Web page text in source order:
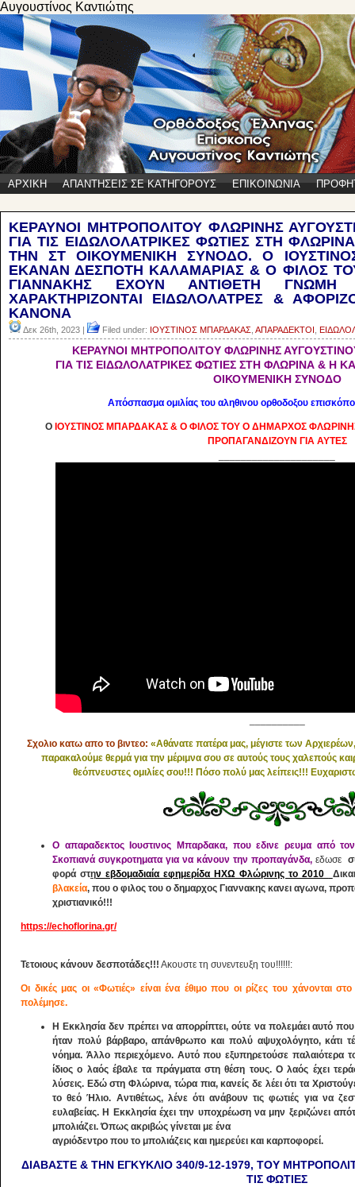
Αυγουστίνος Καντιώτης
ΑΡΧΙΚΗ ΑΠΑΝΤΗΣΕΙΣ ΣΕ ΚΑΤΗΓΟΡΟΥΣ ΕΠΙΚΟΙΝΩΝΙΑ
ΚΕΡΑΥΝΟΙ ΜΗΤΡΟΠΟΛΙΤΟΥ ΦΛΩΡΙΝΗΣ
ΓΙΑ ΤΙΣ ΕΙΔΩΛΟΛΑΤΡΙΚΕΣ ΦΩΤΙΕΣ ΣΤΗ
ΤΗΝ ΣΤ ΟΙΚΟΥΜΕΝΙΚΗ ΣΥΝΟΔΟ. Ο
ΕΚΑΝΑΝ ΔΕΣΠΟΤΗ ΚΑΛΑΜΑΡΙΑΣ & Ο ΦΙΛΟΣ
ΓΙΑΝΝΑΚΗΣ ΕΧΟΥΝ ΑΝΤΙΘΕΤΗ ΓΝΩΜΗ
ΧΑΡΑΚΤΗΡΙΖΟΝΤΑΙ ΕΙΔΩΛΟΛΑΤΡΕΣ &
ΚΑΝΟΝΑ
Δεκ 26th, 2023 | Filed under: IOYΣΤΙΝΟΣ ΜΠΑΡΔΑΚΑΣ ΑΠΑΡΑΔΕΚΤΟΙ
ΚΕΡΑΥΝΟΙ ΜΗΤΡΟΠΟΛΙΤΟΥ ΦΛΩΡΙΝΗΣ
ΓΙΑ ΤΙΣ ΕΙΔΩΛΟΛΑΤΡΙΚΕΣ ΦΩΤΙΕΣ ΣΤΗ ΦΛΩΡΙΝΑ & Η
ΟΙΚΟΥΜΕΝΙΚΗ ΣΥΝΟΔΟ
Απόσπασμα ομιλίας του αληθινου ορθοδοξου
Ο ΙΟΥΣΤΙΝΟΣ ΜΠΑΡΔΑΚΑΣ & Ο ΦΙΛΟΣ ΤΟΥ Ο ΔΗΜΑΡΧΟΣ ΦΛΩΡΙΝΗΣ
ΠΡΟΠΑΓΑΝΔΙΖΟΥΝ ΓΙΑ ΑΥΤΕΣ
Σχολιο κατω απο το βιντεο: «Αθάνατε πατέρα μας, μέγιστε των
παρακαλούμε θερμά για την μέριμνα σου σε αυτούς τους χαλεπούς
θεόπνευστες ομιλίες σου!!! Πόσο πολύ μας λείπεις!!!
Ο απαραδεκτος Ιουστινος Μπαρδακα, που εδινε ρευμα από
Σκοπιανά συγκροτηματα για να κάνουν την προπαγάνδα, εδωσε
φορά στηνεβδομαδιαία εφημερίδα ΗΧΩ Φλώρινης το 2010
βλακεία, που ο φιλος του ο δημαρχος Γιαννακης κανει αγωνα,
χριστιανικό!!!
https://echoflorina.gr/
Τετοιους κάνουν δεσποτάδες!!! Ακουστε τη συνεντευξη του!!!!!!:
Οι δικές μας οι «Φωτιές» είναι ένα έθιμο που οι ρίζες του χάνονται
πολέμησε.
Η Εκκλησία δεν πρέπει να απορρίπτει, ούτε να πολεμάει αυτό
ήταν πολύ βάρβαρο, απάνθρωπο και πολύ αψυχολόγητο, κάτι
νόημα. Άλλο περιεχόμενο. Αυτό που εξυπηρετούσε παλαιότερα
ίδιος ο λαός έβαλε τα πράγματα στη θέση τους. Ο λαός έχει
λύσεις. Εδώ στη Φλώρινα, τώρα πια, κανείς δε λέει ότι τα
το θεό Ήλιο. Αντιθέτως, λένε ότι ανάβουν τις φωτιές για να
ευλαβείας. Η Εκκλησία έχει την υποχρέωση να μην ξεριζώνει
μπολιάζει. Όπως ακριβώς γίνεται με ένα
αγριόδεντρο που το μπολιάζεις και ημερεύει και καρποφορεί.
ΔΙΑΒΑΣΤΕ & ΤΗΝ ΕΓΚΥΚΛΙΟ 340/9-12-1979, ΤΟΥ
ΤΙΣ ΦΩΤΙΕΣ